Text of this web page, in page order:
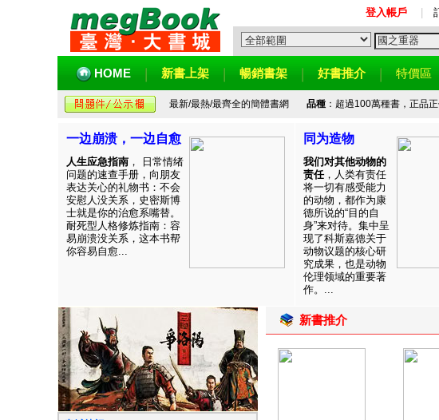
登入帳戶
HOME 新書上架 暢銷書架 好書推介 特價區
最新/最熱/最齊全的簡體書網 品種：超過100萬種書，正品
一边崩溃，一边自愈
人生应急指南 ， 日常情绪
问题的速查手册，向朋友
表达关心的礼物书：不会
安慰人没关系，史密斯博
士就是你的治愈系嘴替。
耐死型人格修炼指南：容
易崩溃没关系，这本书帮
你容易自愈...
同为造物
我们对其他动物的
责任，人类有责任
将一切有感受能力
的动物，都作为康
德所说的“目的自
身”来对待。集中呈
现了科斯嘉德关于
动物议题的核心研
究成果，也是动物
伦理领域的重要著
作。...
新書推介